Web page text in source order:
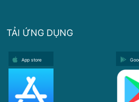
TẢI ỨNG DỤNG
App store